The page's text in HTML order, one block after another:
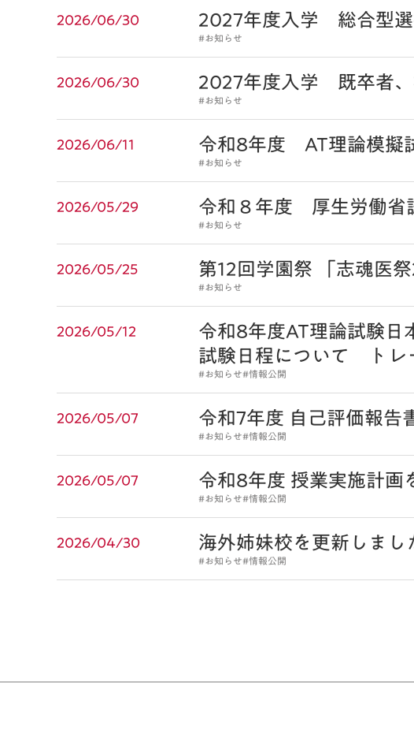
2026/06/30 2027年度入学 総合型
#お知らせ
2026/06/30 2027年度入学 既卒者
#お知らせ
2026/06/11 令和8年度 AT理論模擬
#お知らせ
2026/05/29 令和８年度 厚生労働
#お知らせ
2026/05/25 第12回学園祭 「志魂医
#お知らせ
2026/05/12 令和8年度AT理論試験
試験日程について トレ
#お知らせ#情報公開
2026/05/07 令和7年度 自己評価報告
#お知らせ#情報公開
2026/05/07 令和8年度 授業実施計画
#お知らせ#情報公開
2026/04/30 海外姉妹校を更新しまし
#お知らせ#情報公開